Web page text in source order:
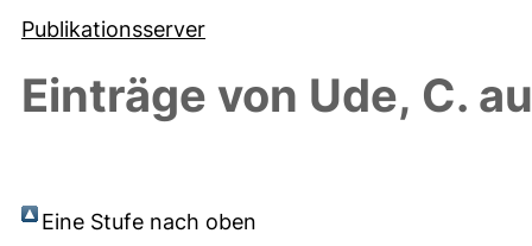
Publikationsserver
Einträge von Ude, C.
Eine Stufe nach oben